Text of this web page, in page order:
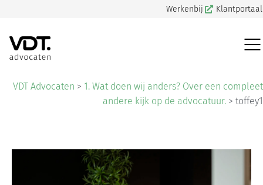
Werkenbij Klantportaal
VDT Advocaten > 1. Wat doen wij anders? Over een compleet
andere kijk op de advocatuur. > toffey1